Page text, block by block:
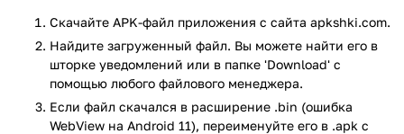
приложением под названием Norton Password Manager вам
нужно иметь операционную систему андроид, но помимо
этого версия андроид ни в коем случае не должна быть
меньше 5.0. Если же она меньше, тогда вам стоит навсегда
забыть о приложении Norton Password Manager.
Скачайте APK-файл приложения с сайта apkshki.com.
Найдите загруженный файл. Вы можете найти его в
шторке уведомлений или в папке 'Download' с
помощью любого файлового менеджера.
Если файл скачался в расширение .bin (ошибка
WebView на Android 11), переименуйте его в .apk с